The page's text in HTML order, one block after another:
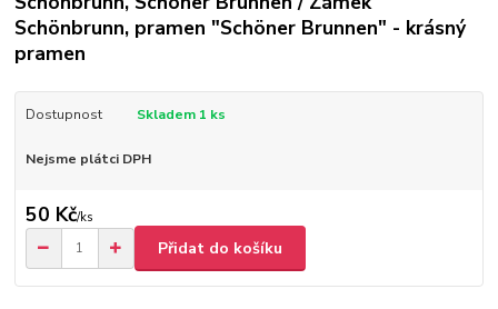
Schönbrunn, pramen "Schöner Brunnen" - krásný
pramen
Dostupnost Skladem 1 ks
Nejsme plátci DPH
50 Kč/ks
Přidat do košíku